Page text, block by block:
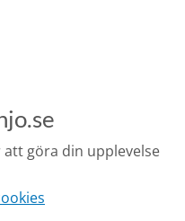
det blir extremt torrt:
ledningar -
länsstyrelsen, men
av kommunen
och sprider
kommunen@hjo.se
göra din upplevelse